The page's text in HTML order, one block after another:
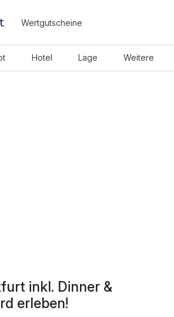
Wertgutscheine
Hotel Lage Weitere
inkl. Dinner &
erleben!